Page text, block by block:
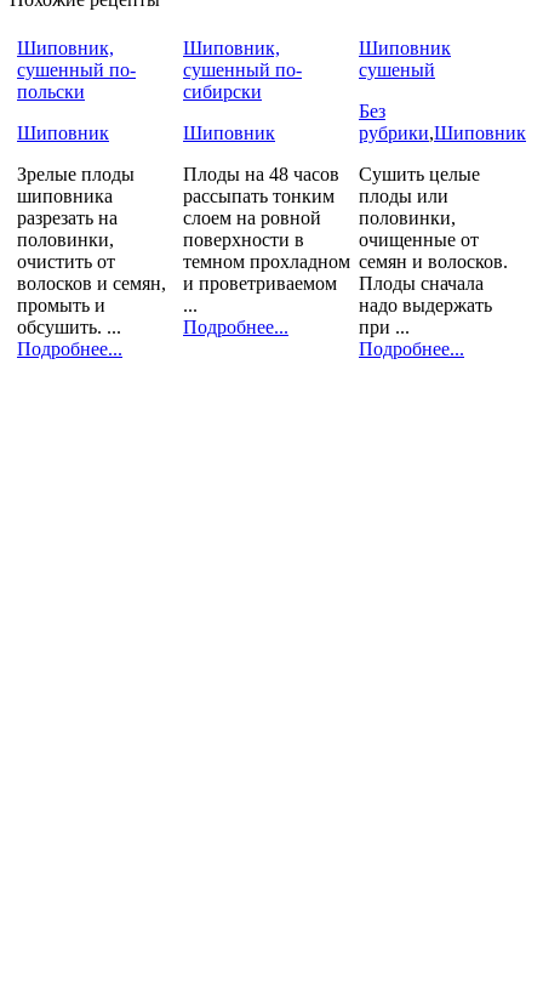
Шиповник,
сушенный по-
польски
Шиповник
Зрелые плоды
шиповника
разрезать на
половинки,
очистить от
волосков и семян,
промыть и
обсушить. ...
Подробнее...
Шиповник,
сушенный по-
сибирски
Шиповник
Плоды на 48 часов
рассыпать тонким
слоем на ровной
поверхности в
темном прохладном
и проветриваемом
...
Подробнее...
Шиповник
сушеный
Без
рубрики,Шиповник
Сушить целые
плоды или
половинки,
очищенные от
семян и волосков.
Плоды сначала
надо выдержать
при ...
Подробнее...